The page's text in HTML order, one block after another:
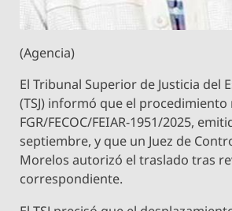
(Agencia)
El Tribunal Superior de Justicia del
(TSJ) informó que el
FGR/FECOC/FEIAR-1951/2025,
septiembre, y que un Juez de
Morelos autorizó el traslado tras
correspondiente.